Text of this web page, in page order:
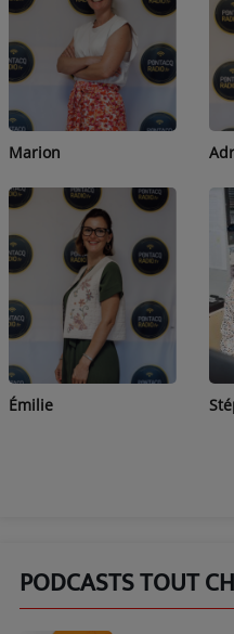
Adrien
Stéphanie
PODCASTS TOUT